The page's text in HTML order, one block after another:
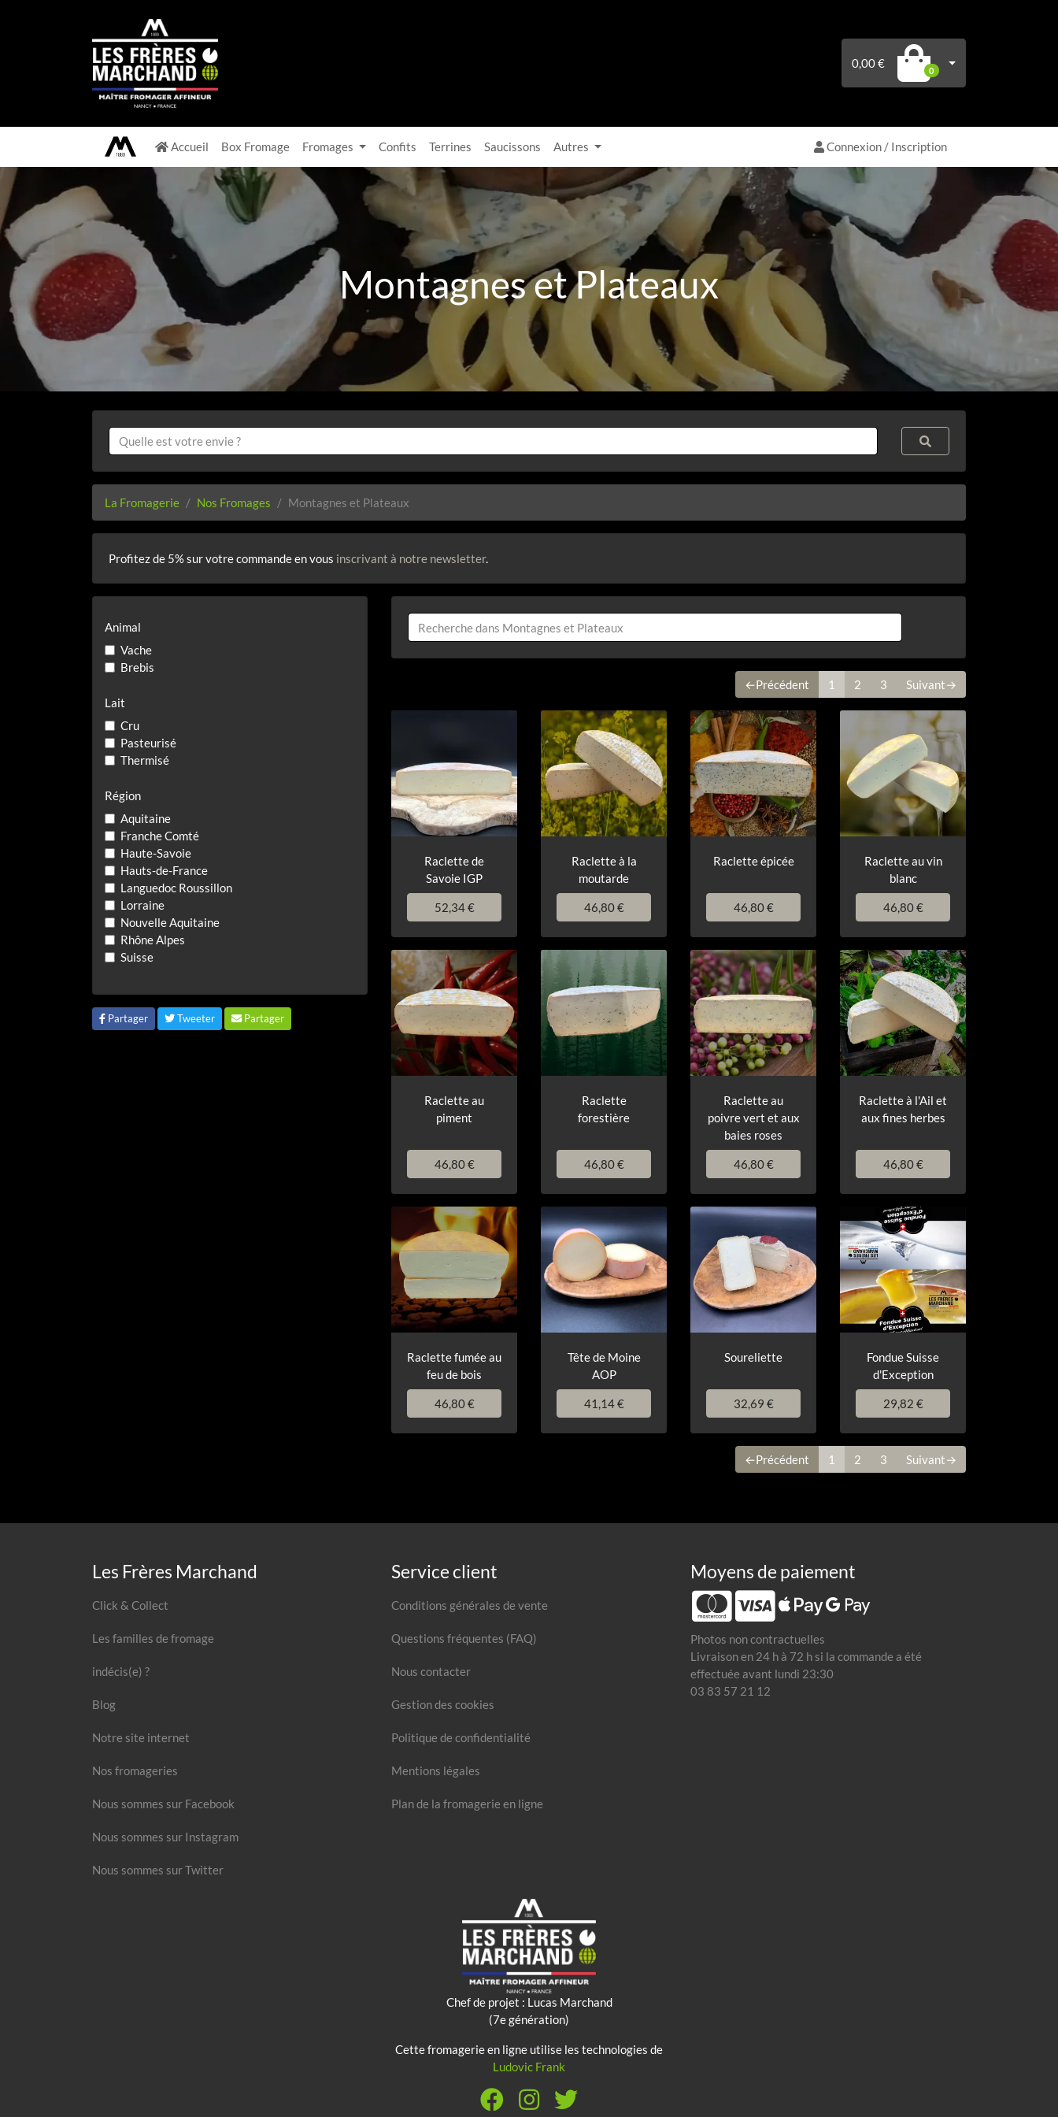
0,00 € 0
Accueil Box Fromage Fromages Confits Terrines Saucissons Autres Connexion / Inscription
Montagnes et Plateaux
La Fromagerie Nos Fromages Montagnes et Plateaux
Profitez de 5% sur votre commande en vous inscrivant à notre newsletter.
Animal
Vache
Brebis
Lait
Cru
Pasteurisé
Thermisé
Région
Aquitaine
Franche Comté
Haute-Savoie
Hauts-de-France
Languedoc Roussillon
Lorraine
Nouvelle Aquitaine
Rhône Alpes
Suisse
Partager Tweeter Partager
←Précédent 1 2 3 Suivant→
Raclette de
Savoie IGP
52,34 €
Raclette à la
moutarde
46,80 €
Raclette épicée
46,80 €
Raclette au vin
blanc
46,80 €
Raclette au
piment
46,80 €
Raclette
forestière
46,80 €
Raclette au
poivre vert et aux
baies roses
46,80 €
Raclette à l'Ail et
aux fines herbes
46,80 €
Raclette fumée au
feu de bois
46,80 €
Tête de Moine
AOP
41,14 €
Soureliette
32,69 €
Fondue Suisse
d'Exception
29,82 €
←Précédent 1 2 3 Suivant→
Les Frères Marchand
Click & Collect
Les familles de fromage
indécis(e) ?
Blog
Notre site internet
Nos fromageries
Nous sommes sur Facebook
Nous sommes sur Instagram
Nous sommes sur Twitter
Service client
Conditions générales de vente
Questions fréquentes (FAQ)
Nous contacter
Gestion des cookies
Politique de confidentialité
Mentions légales
Plan de la fromagerie en ligne
Moyens de paiement
Photos non contractuelles
Livraison en 24 h à 72 h si la commande a été
effectuée avant lundi 23:30
03 83 57 21 12
Chef de projet : Lucas Marchand
(7e génération)
Cette fromagerie en ligne utilise les technologies de
Ludovic Frank